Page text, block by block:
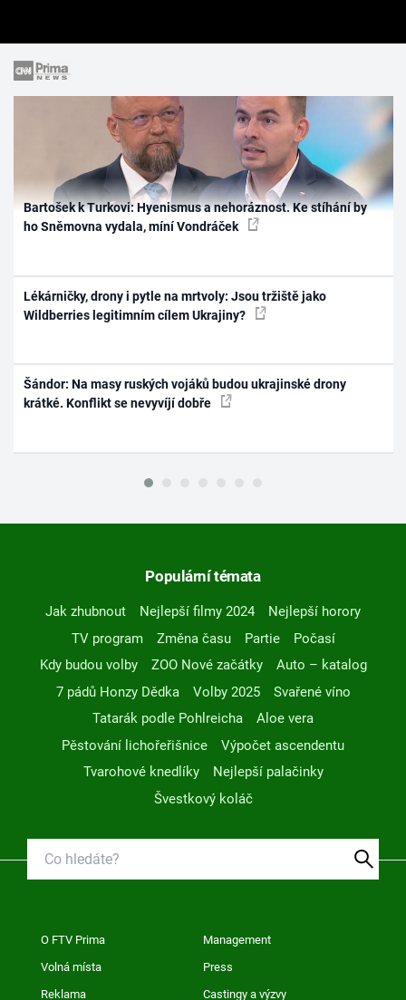
Bartošek k Turkovi: Hyenismus a nehoráznost. Ke stíhání by
ho Sněmovna vydala, míní Vondráček
Lékárničky, drony i pytle na mrtvoly: Jsou tržiště jako
Wildberries legitimním cílem Ukrajiny?
Šándor: Na masy ruských vojáků budou ukrajinské drony
krátké. Konflikt se nevyvíjí dobře
Populární témata
Jak zhubnout Nejlepší filmy 2024
Nejlepší horory
TV program
Změna času Partie
Počasí
Kdy budou volby
ZOO Nové začátky
Auto – katalog
7 pádů Honzy Dědka
Volby 2025
Svařené víno
Tatarák podle Pohlreicha
Aloe vera
Pěstování lichořeřišnice
Výpočet ascendentu
Tvarohové knedlíky
Nejlepší palačinky
Švestkový koláč
O FTV Prima Management
Volná místa Press
Reklama Castingy a výzvy